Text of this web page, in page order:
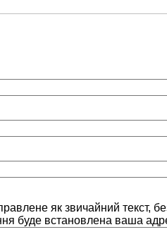
як звичайний текст,
буде встановлена ваша